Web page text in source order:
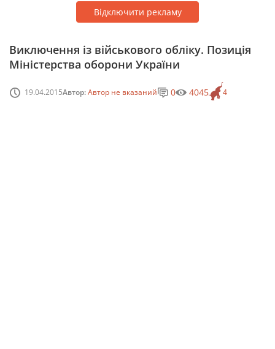
Відключити рекламу
Виключення із військового обліку. Позиція
Міністерства оборони України
19.04.2015Автор:Автор не вказаний 4
0 4045